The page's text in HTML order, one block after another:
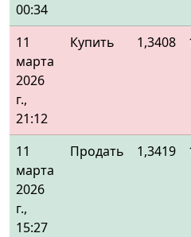
00:34
11
марта
2026
г.,
21:12
Купить 1,3408
11
марта
2026
г.,
15:27
Продать 1,3419